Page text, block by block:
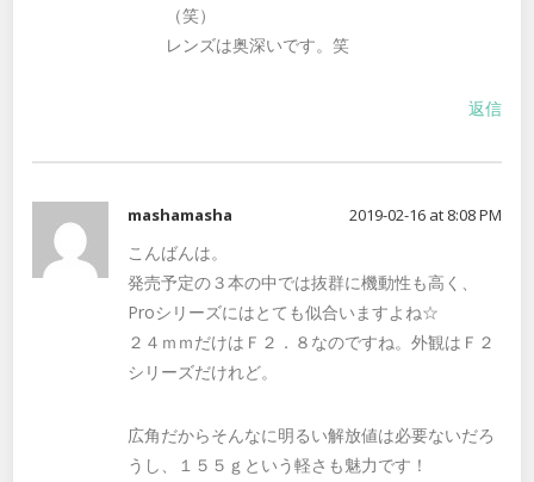
（笑）
レンズは奥深いです。笑
返信
mashamasha 2019-02-16 at 8:08 PM
こんばんは。
発売予定の３本の中では抜群に機動性も高く、
Proシリーズにはとても似合いますよね☆
２４ｍｍだけはＦ２．８なのですね。外観はＦ２
シリーズだけれど。
広角だからそんなに明るい解放値は必要ないだろ
うし、１５５ｇという軽さも魅力です！